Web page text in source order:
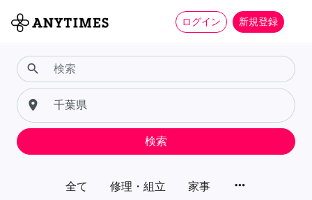
ログイン 新規登録
全て 修理・組立 家事 more_horiz
search
place
検索